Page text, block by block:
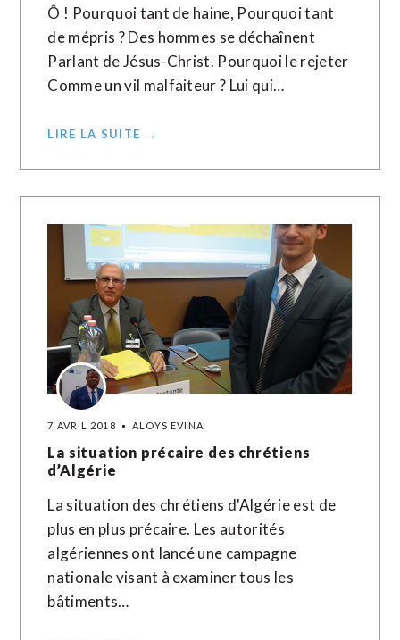
Ô ! Pourquoi tant de haine, Pourquoi tant
de mépris ? Des hommes se déchaînent
Parlant de Jésus-Christ. Pourquoi le rejeter
Comme un vil malfaiteur ? Lui qui…
LIRE LA SUITE →
7 AVRIL 2018 ALOYS EVINA
La situation précaire des chrétiens
d’Algérie
La situation des chrétiens d'Algérie est de
plus en plus précaire. Les autorités
algériennes ont lancé une campagne
nationale visant à examiner tous les
bâtiments…